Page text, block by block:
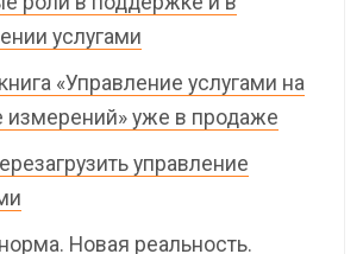
услугами
«Управление услугами на
измерений» уже в продаже
управление
Новая реальность.